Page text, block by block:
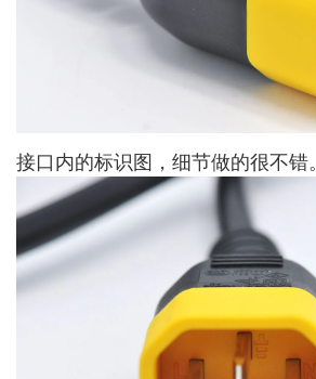
接口内的标识图，细节做的很不错。